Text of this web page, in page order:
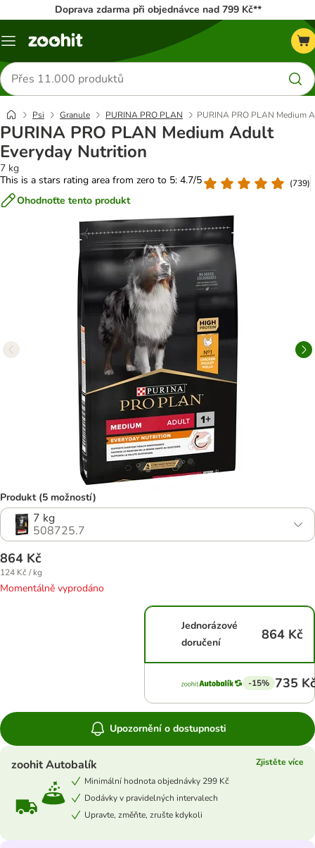
Doprava zdarma při objednávce nad 799 Kč**
Menu
Hledat
produkty
Psi Granule PURINA PRO PLAN PURINA PRO PLAN Medium
PURINA PRO PLAN Medium Adult
Everyday Nutrition
7 kg
This is a stars rating area from zero to 5: 4.7/5
(739)
Ohodnoťte tento produkt
Produkt (5 možností)
7 kg
508725.7
864 Kč
124 Kč / kg
Momentálně vyprodáno
Jednorázové
doručení
864 Kč
-15% 735
Upozornění o dostupnosti
zoohit Autobalík
Zjistěte více
Minimální hodnota objednávky 299 Kč
Dodávky v pravidelných intervalech
Upravte, změňte, zrušte kdykoli